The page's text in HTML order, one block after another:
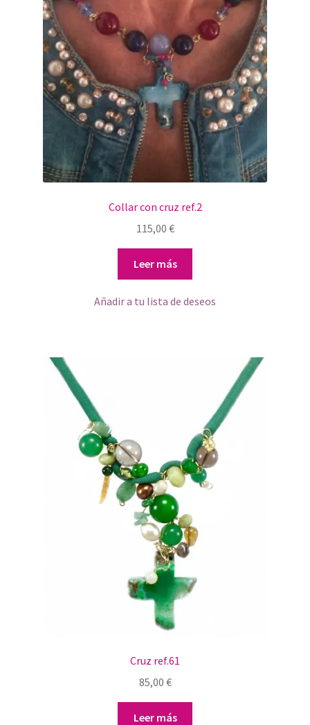
Collar con cruz ref.2
115,00 €
Leer más
Añadir a tu lista de deseos
Cruz ref.61
85,00 €
Leer más